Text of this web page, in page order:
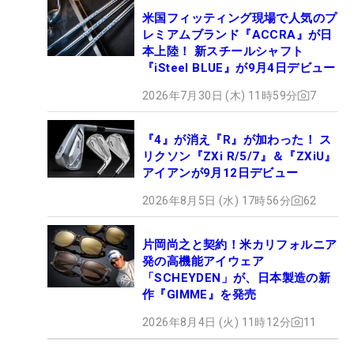
米国フィッティング現場で人気のプ
レミアムブランド『ACCRA』が日
本上陸！ 新スチールシャフト
『iSteel BLUE』が9月4日デビュー
2026年7月30日 (木) 11時59分 7
『4』が消え『R』が加わった！ ス
リクソン『ZXi R/5/7』＆『ZXiU』
アイアンが9月12日デビュー
2026年8月5日 (水) 17時56分 62
片岡尚之と契約！米カリフォルニア
発の高機能アイウェア
「SCHEYDEN」が、日本製造の新
作『GIMME』を発売
2026年8月4日 (火) 11時12分 11